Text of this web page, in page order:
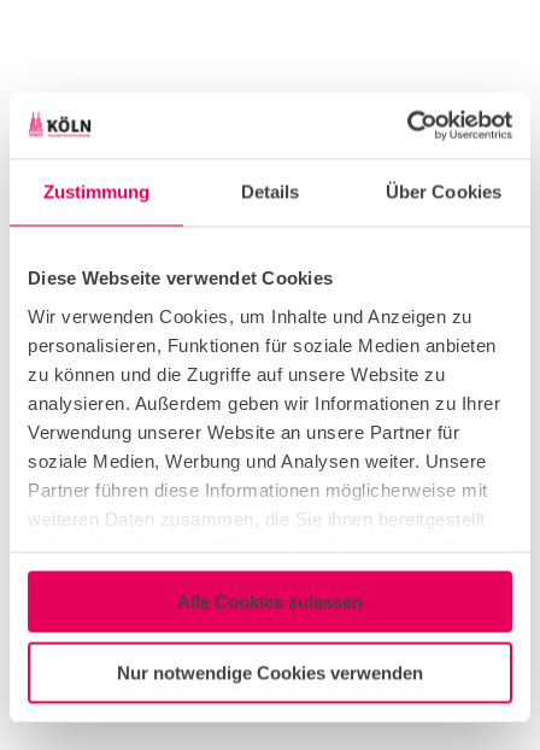
Zustimmung Details Über Cookies
Diese Webseite verwendet Cookies
Wir verwenden Cookies, um Inhalte und Anzeigen zu
personalisieren, Funktionen für soziale Medien anbieten
zu können und die Zugriffe auf unsere Website zu
analysieren. Außerdem geben wir Informationen zu Ihrer
Verwendung unserer Website an unsere Partner für
soziale Medien, Werbung und Analysen weiter. Unsere
Partner führen diese Informationen möglicherweise mit
weiteren Daten zusammen, die Sie ihnen bereitgestellt
gesammelt haben.
Alle Cookies zulassen
Nur notwendige Cookies verwenden
Dates
Event location
Am Sportpark Müngersdorf 6
gsun@dshs-koeln.de
Website
Arrival by public transport
Organizer
Am Sportpark Müngersdorf 6